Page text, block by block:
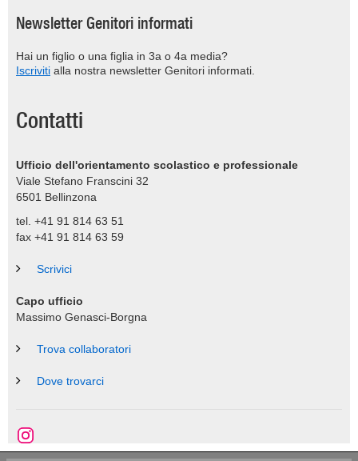
Newsletter Genitori informati
Hai un figlio o una figlia in 3a o 4a media?
Iscriviti alla nostra newsletter Genitori informati.
Contatti
Ufficio dell'orientamento scolastico e professionale
Viale Stefano Franscini 32
6501 Bellinzona
tel. +41 91 814 63 51
fax +41 91 814 63 59
Scrivici
Capo ufficio
Massimo Genasci-Borgna
Trova collaboratori
Dove trovarci